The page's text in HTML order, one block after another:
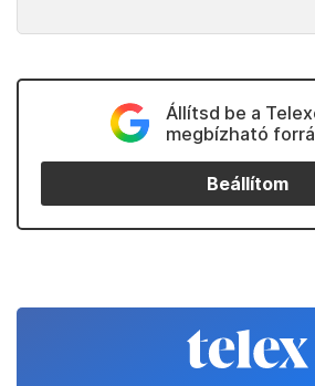
Állítsd be a
megbízható
Beállítom